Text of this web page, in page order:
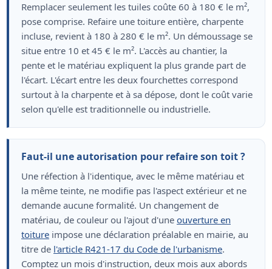
Remplacer seulement les tuiles coûte 60 à 180 € le m²,
pose comprise. Refaire une toiture entière, charpente
incluse, revient à 180 à 280 € le m². Un démoussage se
situe entre 10 et 45 € le m². L'accès au chantier, la
pente et le matériau expliquent la plus grande part de
l'écart. L'écart entre les deux fourchettes correspond
surtout à la charpente et à sa dépose, dont le coût varie
selon qu'elle est traditionnelle ou industrielle.
Faut-il une autorisation pour refaire son toit ?
Une réfection à l'identique, avec le même matériau et
la même teinte, ne modifie pas l'aspect extérieur et ne
demande aucune formalité. Un changement de
matériau, de couleur ou l'ajout d'une ouverture en
toiture impose une déclaration préalable en mairie, au
titre de l'article R421-17 du Code de l'urbanisme.
Comptez un mois d'instruction, deux mois aux abords